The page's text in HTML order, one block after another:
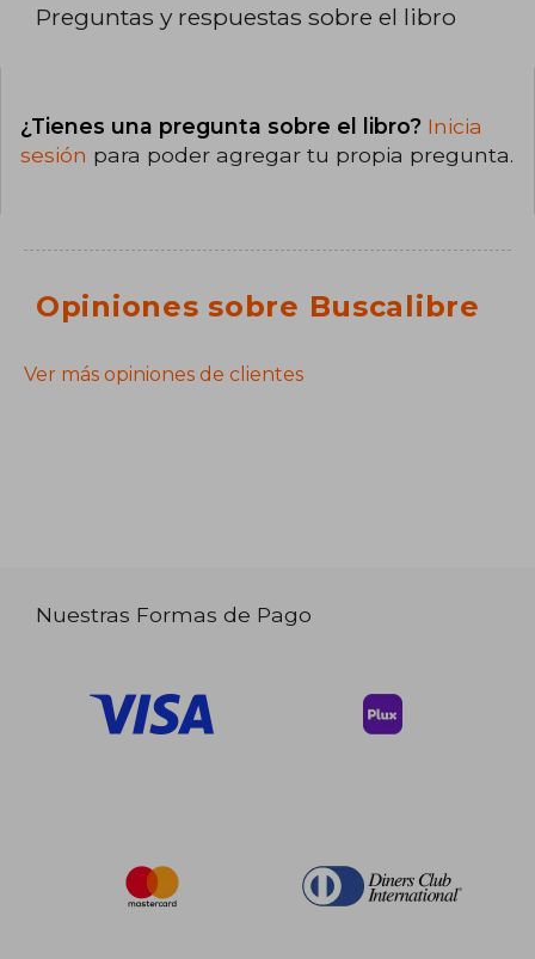
Preguntas y respuestas sobre el libro
¿Tienes una pregunta sobre el libro? Inicia
sesión para poder agregar tu propia pregunta.
Opiniones sobre Buscalibre
Ver más opiniones de clientes
Nuestras Formas de Pago